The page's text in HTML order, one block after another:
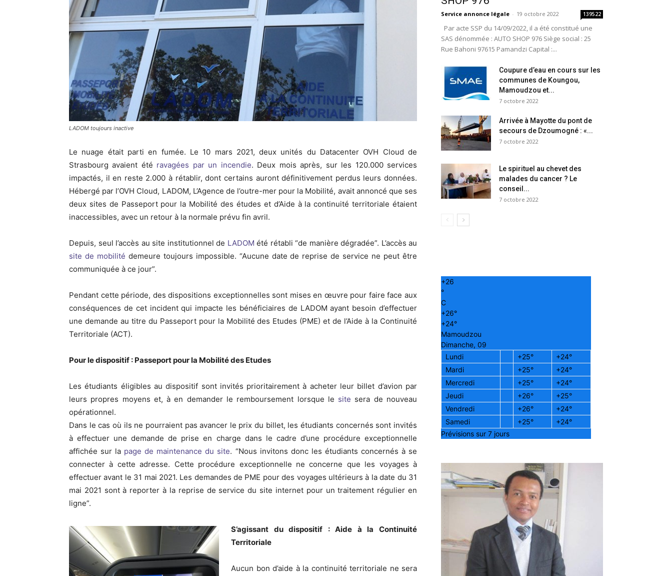
LADOM toujours inactive
Le nuage était parti en fumée. Le 10 mars 2021, deux unités du Datacenter OVH Cloud de
Strasbourg avaient été ravagées par un incendie. Deux mois après, sur les 120.000 services
impactés, il en reste 2.000 à rétablir, dont certains auront définitivement perdus leurs données.
Hébergé par l’OVH Cloud, LADOM, L’Agence de l’outre-mer pour la Mobilité, avait annoncé que ses
deux sites de Passeport pour la Mobilité des études et d’Aide à la continuité territoriale étaient
inaccessibles, avec un retour à la normale prévu fin avril.
Depuis, seul l’accès au site institutionnel de LADOM été rétabli “de manière dégradée”. L’accès au
site de mobilité demeure toujours impossible. “Aucune date de reprise de service ne peut être
communiquée à ce jour”.
Pendant cette période, des dispositions exceptionnelles sont mises en œuvre pour faire face aux
conséquences de cet incident qui impacte les bénéficiaires de LADOM ayant besoin d’effectuer
une demande au titre du Passeport pour la Mobilité des Etudes (PME) et de l’Aide à la Continuité
Territoriale (ACT).
Pour le dispositif : Passeport pour la Mobilité des Etudes
Les étudiants éligibles au dispositif sont invités prioritairement à acheter leur billet d’avion par
leurs propres moyens et, à en demander le remboursement lorsque le site sera de nouveau
opérationnel.
Dans le cas où ils ne pourraient pas avancer le prix du billet, les étudiants concernés sont invités
à effectuer une demande de prise en charge dans le cadre d’une procédure exceptionnelle
affichée sur la page de maintenance du site. “Nous invitons donc les étudiants concernés à se
connecter à cette adresse. Cette procédure exceptionnelle ne concerne que les voyages à
effectuer avant le 31 mai 2021. Les demandes de PME pour des voyages ultérieurs à la date du 31
mai 2021 sont à reporter à la reprise de service du site internet pour un traitement régulier en
ligne”.
S’agissant du dispositif : Aide à la Continuité
Territoriale
Aucun bon d’aide à la continuité territoriale ne sera
Service annonce légale - 19 octobre 2022 139522
Par acte SSP du 14/09/2022, il a été constitué une
SAS dénommée : AUTO SHOP 976 Siège social : 25
Rue Bahoni 97615 Pamandzi Capital :...
Coupure d’eau en cours sur les
communes de Koungou,
Mamoudzou et...
7 octobre 2022
Arrivée à Mayotte du pont de
secours de Dzoumogné : «...
7 octobre 2022
Le spirituel au chevet des
malades du cancer ? Le
conseil...
7 octobre 2022
+26
°
C
+26°
+24°
Mamoudzou
Dimanche, 09
Lundi
+25° +24°
Mardi
+25° +24°
Mercredi
+25° +24°
Jeudi
+26° +25°
Vendredi
+26° +24°
Samedi
+25° +24°
Prévisions sur 7 jours